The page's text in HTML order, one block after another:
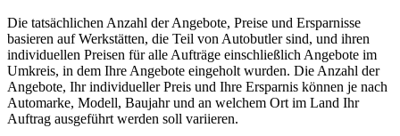
Die tatsächlichen Anzahl der Angebote, Preise und Ersparnisse
basieren auf Werkstätten, die Teil von Autobutler sind, und ihren
individuellen Preisen für alle Aufträge einschließlich Angebote im
Umkreis, in dem Ihre Angebote eingeholt wurden. Die Anzahl der
Angebote, Ihr individueller Preis und Ihre Ersparnis können je nach
Automarke, Modell, Baujahr und an welchem Ort im Land Ihr
Auftrag ausgeführt werden soll variieren.